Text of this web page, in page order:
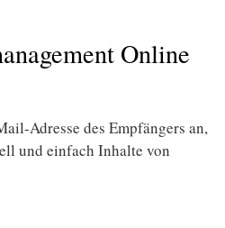
Online
Adresse des Empfängers an,
und einfach Inhalte von